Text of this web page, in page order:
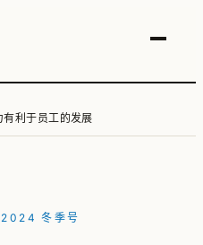
利于员工的发展
冬季号